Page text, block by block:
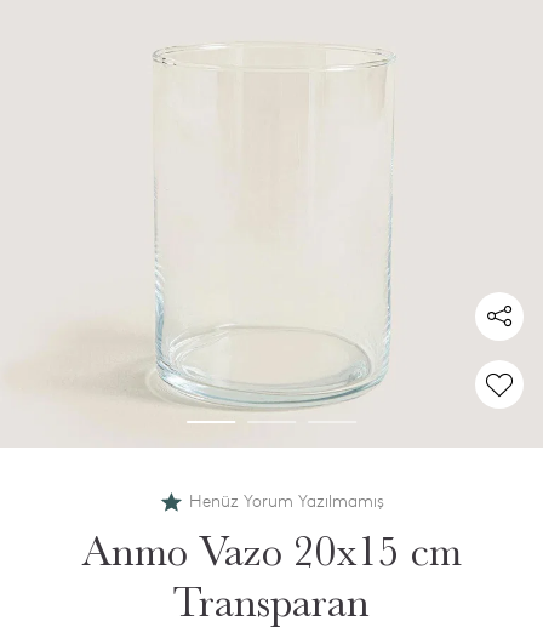
Henüz Yorum Yazılmamış
Anmo Vazo 20x15 cm
Transparan